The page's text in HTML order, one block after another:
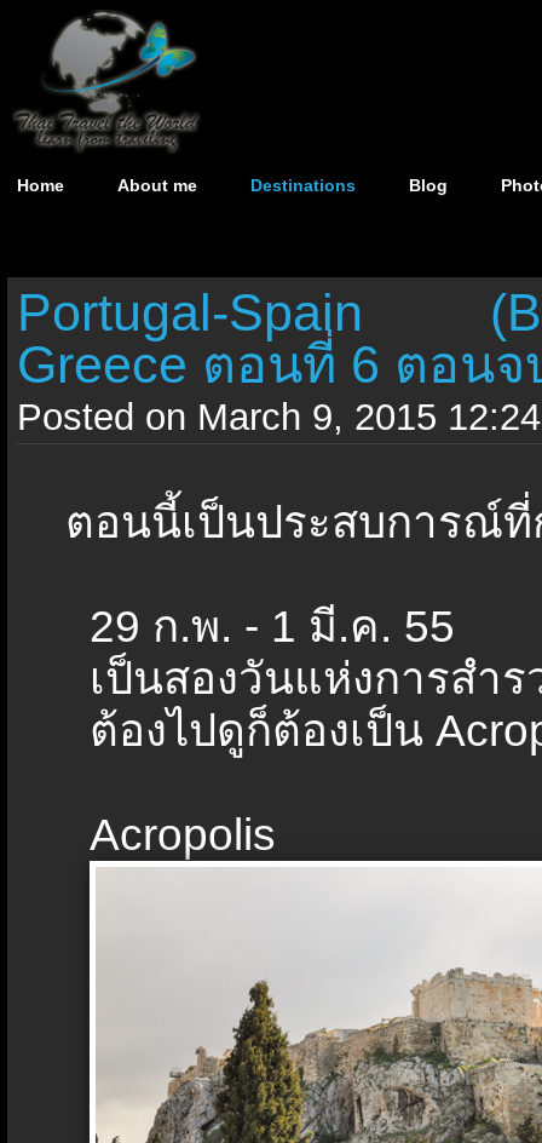
Home About me Destinations Blog
Portugal-Spain
Greece ตอนที่ 6 ตอนจ
Posted on March 9, 2015 12:24
ตอนนี้เป็นประสบการณ์
29 ก.พ. - 1 มี.ค. 55
เป็นสองวันแห่งการสำ
ต้องไปดูก็ต้องเป็น
Acropolis